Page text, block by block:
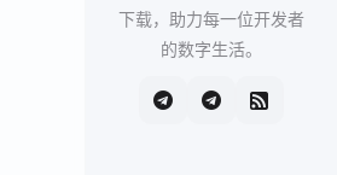
下载，助力每一位开发者
的数字生活。